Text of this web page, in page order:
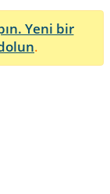
Yeni bir
.